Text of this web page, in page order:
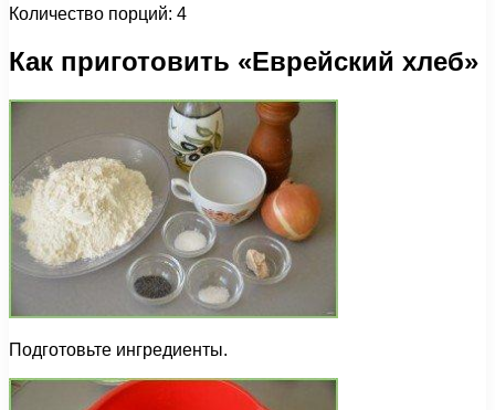
Количество порций: 4
Как приготовить «Еврейский хлеб»
Подготовьте ингредиенты.